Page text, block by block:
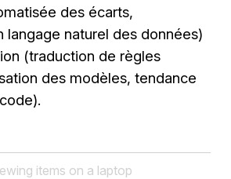
des écarts,
langage naturel des données)
(traduction de règles
des modèles, tendance